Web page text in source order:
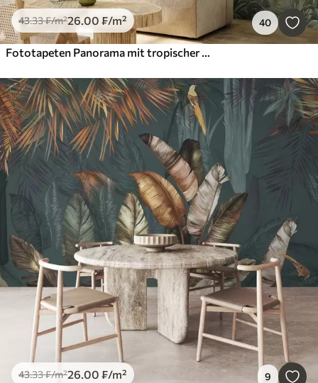
43.33₣/m²26.00 ₣/m² 40
Fototapeten Panorama mit tropischer Landschaft und Vögeln
43.33₣/m²26.00 ₣/m² 9